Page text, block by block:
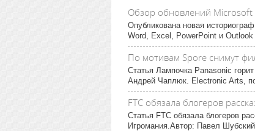
Обзор обновлений Microsoft
Опубликована новая
Word, Excel, PowerPoint и Outlook
По мотивам Spore снимут
Статья Лампочка Panasonic
Андрей Чаплюк. Electronic Arts,
FTC обязала блогеров
Статья FTC обязала блогеров
Игромания.Автор: Павел